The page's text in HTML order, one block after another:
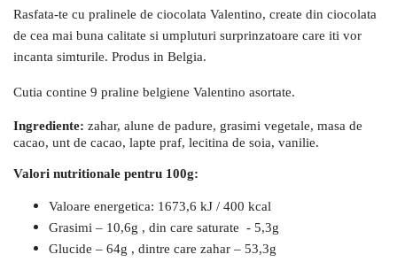
Rasfata-te cu pralinele de ciocolata Valentino, create din ciocolata
de cea mai buna calitate si umpluturi surprinzatoare care iti vor
incanta simturile. Produs in Belgia.
Cutia contine 9 praline belgiene Valentino asortate.
Ingrediente: zahar, alune de padure, grasimi vegetale, masa de
cacao, unt de cacao, lapte praf, lecitina de soia, vanilie.
Valori nutritionale pentru 100g:
Valoare energetica: 1673,6 kJ / 400 kcal
Grasimi – 10,6g , din care saturate - 5,3g
Glucide – 64g , dintre care zahar – 53,3g